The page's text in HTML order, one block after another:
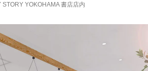
STORY YOKOHAMA 書店店内